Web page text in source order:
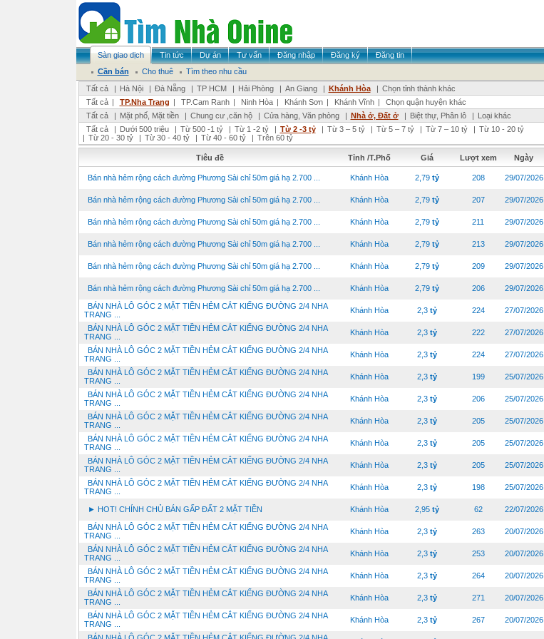
Sàn giao dịch Tin tức Dự án Tư vấn Đăng nhập Đăng ký
Đăng tin
Cần bán
Cho thuê
Tìm theo nhu cầu
Tất cả
| Hà Nội | Đà Nẵng | TP HCM | Hải Phòng | An Giang | Khánh Hòa | Chọn tỉnh thành khác
Tất cả | TP.Nha Trang | TP.Cam Ranh | Ninh Hòa | Khánh Sơn | Khánh Vĩnh |
Chọn quận huyện khác
Tất cả
| Mặt phố, Mặt tiền | Chung cư ,căn hộ | Cửa hàng, Văn phòng | Nhà ở, Đất ở | Biệt thự, Phân lô | Loại khác
Tất cả
| Dưới 500 triệu | Từ 500 -1 tỷ | Từ 1 -2 tỷ | Từ 2 -3 tỷ | Từ 3 – 5 tỷ | Từ 5 – 7 tỷ | Từ 7 – 10 tỷ | Từ 10 - 20 tỷ
| Từ 20 - 30 tỷ | Từ 30 - 40 tỷ | Từ 40 - 60 tỷ | Trên 60 tỷ
Tiêu đề Tỉnh /T.Phố Giá Lượt xem Ngày
Bán nhà hẻm rộng cách đường Phương Sài chỉ 50m giá hạ 2.700 ... Khánh Hòa 2,79 tỷ 208 29/07/2026
Bán nhà hẻm rộng cách đường Phương Sài chỉ 50m giá hạ 2.700 ... Khánh Hòa 2,79 tỷ 207 29/07/2026
Bán nhà hẻm rộng cách đường Phương Sài chỉ 50m giá hạ 2.700 ... Khánh Hòa 2,79 tỷ 211 29/07/2026
Bán nhà hẻm rộng cách đường Phương Sài chỉ 50m giá hạ 2.700 ... Khánh Hòa 2,79 tỷ 213 29/07/2026
Bán nhà hẻm rộng cách đường Phương Sài chỉ 50m giá hạ 2.700 ... Khánh Hòa 2,79 tỷ 209 29/07/2026
Bán nhà hẻm rộng cách đường Phương Sài chỉ 50m giá hạ 2.700 ... Khánh Hòa 2,79 tỷ 206 29/07/2026
BÁN NHÀ LÔ GÓC 2 MẶT TIỀN HẺM CẮT KIẾNG ĐƯỜNG 2/4 NHA
TRANG ...
Khánh Hòa 2,3 tỷ 224 27/07/2026
BÁN NHÀ LÔ GÓC 2 MẶT TIỀN HẺM CẮT KIẾNG ĐƯỜNG 2/4 NHA
TRANG ...
Khánh Hòa 2,3 tỷ 222 27/07/2026
BÁN NHÀ LÔ GÓC 2 MẶT TIỀN HẺM CẮT KIẾNG ĐƯỜNG 2/4 NHA
TRANG ...
Khánh Hòa 2,3 tỷ 224 27/07/2026
BÁN NHÀ LÔ GÓC 2 MẶT TIỀN HẺM CẮT KIẾNG ĐƯỜNG 2/4 NHA
TRANG ...
Khánh Hòa 2,3 tỷ 199 25/07/2026
BÁN NHÀ LÔ GÓC 2 MẶT TIỀN HẺM CẮT KIẾNG ĐƯỜNG 2/4 NHA
TRANG ...
Khánh Hòa 2,3 tỷ 206 25/07/2026
BÁN NHÀ LÔ GÓC 2 MẶT TIỀN HẺM CẮT KIẾNG ĐƯỜNG 2/4 NHA
TRANG ...
Khánh Hòa 2,3 tỷ 205 25/07/2026
BÁN NHÀ LÔ GÓC 2 MẶT TIỀN HẺM CẮT KIẾNG ĐƯỜNG 2/4 NHA
TRANG ...
Khánh Hòa 2,3 tỷ 205 25/07/2026
BÁN NHÀ LÔ GÓC 2 MẶT TIỀN HẺM CẮT KIẾNG ĐƯỜNG 2/4 NHA
TRANG ...
Khánh Hòa 2,3 tỷ 205 25/07/2026
BÁN NHÀ LÔ GÓC 2 MẶT TIỀN HẺM CẮT KIẾNG ĐƯỜNG 2/4 NHA
TRANG ...
Khánh Hòa 2,3 tỷ 198 25/07/2026
► HOT! CHÍNH CHỦ BÁN GẤP ĐẤT 2 MẶT TIỀN Khánh Hòa 2,95 tỷ 62 22/07/2026
BÁN NHÀ LÔ GÓC 2 MẶT TIỀN HẺM CẮT KIẾNG ĐƯỜNG 2/4 NHA
TRANG ...
Khánh Hòa 2,3 tỷ 263 20/07/2026
BÁN NHÀ LÔ GÓC 2 MẶT TIỀN HẺM CẮT KIẾNG ĐƯỜNG 2/4 NHA
TRANG ...
Khánh Hòa 2,3 tỷ 253 20/07/2026
BÁN NHÀ LÔ GÓC 2 MẶT TIỀN HẺM CẮT KIẾNG ĐƯỜNG 2/4 NHA
TRANG ...
Khánh Hòa 2,3 tỷ 264 20/07/2026
BÁN NHÀ LÔ GÓC 2 MẶT TIỀN HẺM CẮT KIẾNG ĐƯỜNG 2/4 NHA
TRANG ...
Khánh Hòa 2,3 tỷ 271 20/07/2026
BÁN NHÀ LÔ GÓC 2 MẶT TIỀN HẺM CẮT KIẾNG ĐƯỜNG 2/4 NHA
TRANG ...
Khánh Hòa 2,3 tỷ 267 20/07/2026